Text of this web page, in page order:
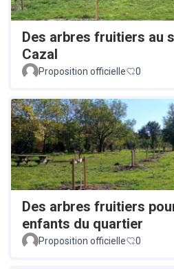
Des arbres fruitiers au
Cazal
Proposition officielle 0
Des arbres fruitiers
enfants du quartier
Proposition officielle 0